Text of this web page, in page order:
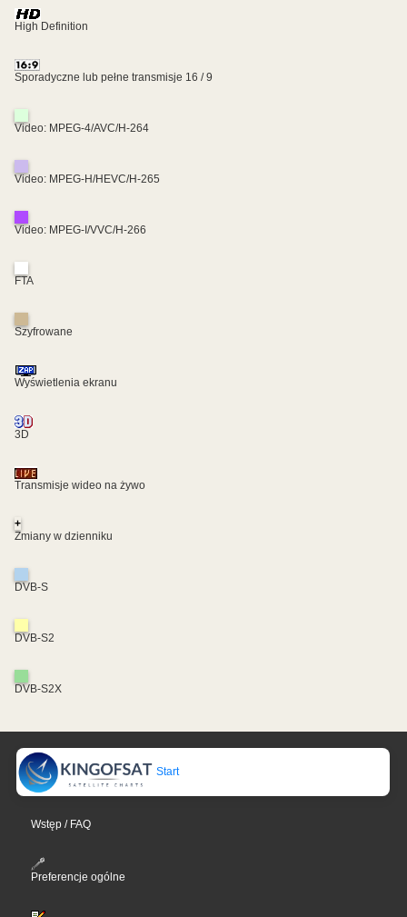
High Definition
Sporadyczne lub pełne transmisje 16 / 9
Video: MPEG-4/AVC/H-264
Video: MPEG-H/HEVC/H-265
Video: MPEG-I/VVC/H-266
FTA
Szyfrowane
Wyświetlenia ekranu
3D
Transmisje wideo na żywo
+
Zmiany w dzienniku
DVB-S
DVB-S2
DVB-S2X
Start
Wstęp / FAQ
Preferencje ogólne